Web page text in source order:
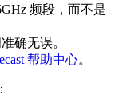
频段，而不是
确无误。
帮助中心。